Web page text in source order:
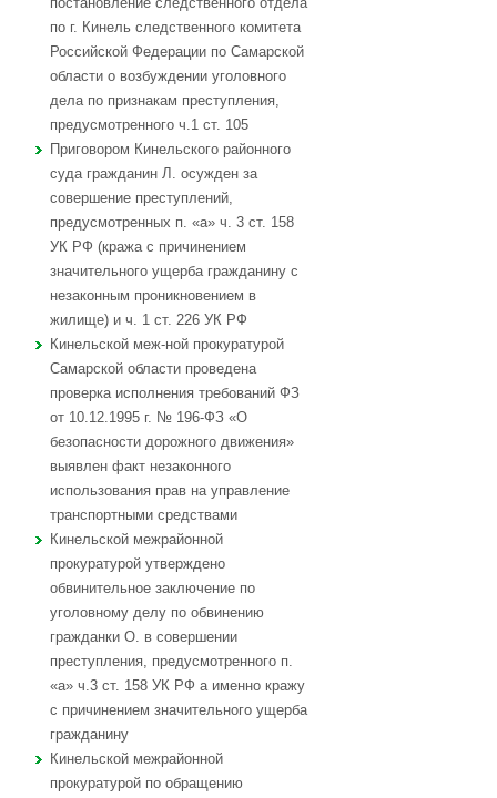
по г. Кинель следственного комитета
Российской Федерации по Самарской
области о возбуждении уголовного
дела по признакам преступления,
предусмотренного ч.1 ст. 105
Приговором Кинельского районного
суда гражданин Л. осужден за
совершение преступлений,
предусмотренных п. «а» ч. 3 ст. 158
УК РФ (кража с причинением
значительного ущерба гражданину с
незаконным проникновением в
жилище) и ч. 1 ст. 226 УК РФ
Кинельской меж-ной прокуратурой
Самарской области проведена
проверка исполнения требований ФЗ
от 10.12.1995 г. № 196-ФЗ «О
безопасности дорожного движения»
выявлен факт незаконного
использования прав на управление
транспортными средствами
Кинельской межрайонной
прокуратурой утверждено
обвинительное заключение по
уголовному делу по обвинению
гражданки О. в совершении
преступления, предусмотренного п.
«а» ч.3 ст. 158 УК РФ а именно кражу
с причинением значительного ущерба
гражданину
Кинельской межрайонной
прокуратурой по обращению